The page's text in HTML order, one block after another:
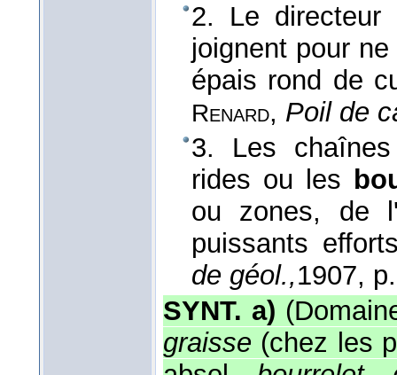
2. Le
joignent pour
épais rond de
Renard, Poil de
3. Les
rides ou les
ou zones, de
puissants
de géol.,1907,
SYNT. a)
graisse (chez les